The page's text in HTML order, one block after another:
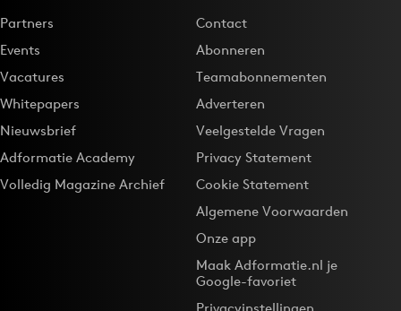
Home
9 sept: GenAI-training
12 nov: MarketingLive!
Adverteren
Events
Opleidingen
Vacatures
Partners
Events
Vacatures
Whitepapers
Nieuwsbrief
Adformatie Academy
Volledig Magazine Archief
Contact
Abonneren
Teamabonnementen
Adverteren
Veelgestelde Vragen
Privacy Statement
Cookie Statement
Algemene Voorwaarden
Onze app
Maak Adformatie.nl je
Google-favoriet